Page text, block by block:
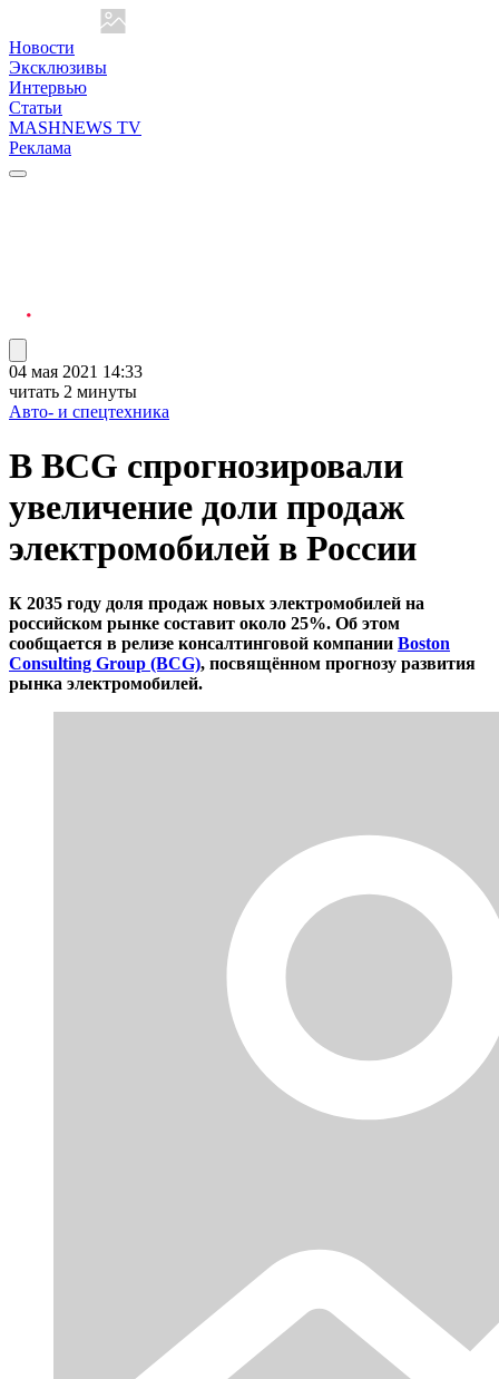
Новости
Эксклюзивы
Интервью
Статьи
MASHNEWS TV
Реклама
04 мая 2021 14:33
читать 2 минуты
Авто- и спецтехника
В BCG спрогнозировали
увеличение доли продаж
электромобилей в России
К 2035 году доля продаж новых электромобилей на
российском рынке составит около 25%. Об этом
сообщается в релизе консалтинговой компании Boston
Consulting Group (BCG), посвящённом прогнозу развития
рынка электромобилей.